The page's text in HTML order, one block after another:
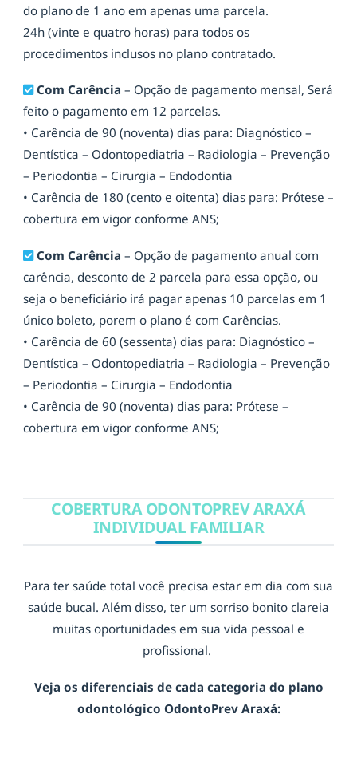
do plano de 1 ano em apenas uma parcela.
24h (vinte e quatro horas) para todos os
procedimentos inclusos no plano contratado.
Com Carência – Opção de pagamento mensal, Será
feito o pagamento em 12 parcelas.
• Carência de 90 (noventa) dias para: Diagnóstico –
Dentística – Odontopediatria – Radiologia – Prevenção
– Periodontia – Cirurgia – Endodontia
• Carência de 180 (cento e oitenta) dias para: Prótese –
cobertura em vigor conforme ANS;
Com Carência – Opção de pagamento anual com
carência, desconto de 2 parcela para essa opção, ou
seja o beneficiário irá pagar apenas 10 parcelas em 1
único boleto, porem o plano é com Carências.
• Carência de 60 (sessenta) dias para: Diagnóstico –
Dentística – Odontopediatria – Radiologia – Prevenção
– Periodontia – Cirurgia – Endodontia
• Carência de 90 (noventa) dias para: Prótese –
cobertura em vigor conforme ANS;
COBERTURA ODONTOPREV ARAXÁ
INDIVIDUAL FAMILIAR
Para ter saúde total você precisa estar em dia com sua
saúde bucal. Além disso, ter um sorriso bonito clareia
muitas oportunidades em sua vida pessoal e
profissional.
Veja os diferenciais de cada categoria do plano
odontológico OdontoPrev Araxá: